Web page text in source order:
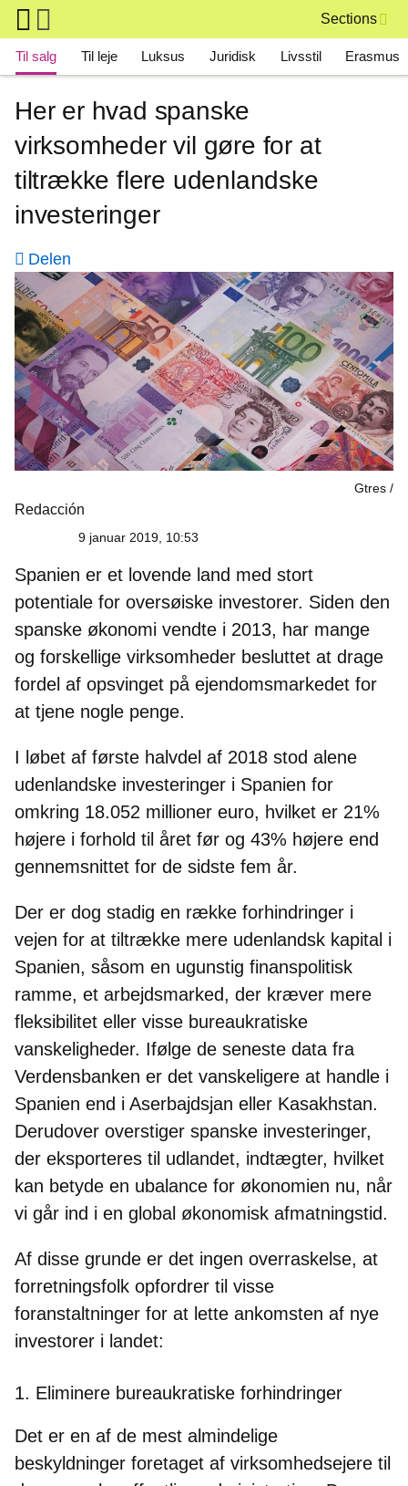
Skip to main content
Sections
Main navigation
Til salg Til leje Luksus Juridisk Livsstil Erasmus
Her er hvad spanske
virksomheder vil gøre for at
tiltrække flere udenlandske
investeringer
Delen
Gtres
Redacción
9 januar 2019, 10:53
Spanien er et lovende land med stort
potentiale for oversøiske investorer. Siden den
spanske økonomi vendte i 2013, har mange
og forskellige virksomheder besluttet at drage
fordel af opsvinget på ejendomsmarkedet for
at tjene nogle penge.
I løbet af første halvdel af 2018 stod alene
udenlandske investeringer i Spanien for
omkring 18.052 millioner euro, hvilket er 21%
højere i forhold til året før og 43% højere end
gennemsnittet for de sidste fem år.
Der er dog stadig en række forhindringer i
vejen for at tiltrække mere udenlandsk kapital i
Spanien, såsom en ugunstig finanspolitisk
ramme, et arbejdsmarked, der kræver mere
fleksibilitet eller visse bureaukratiske
vanskeligheder. Ifølge de seneste data fra
Verdensbanken er det vanskeligere at handle i
Spanien end i Aserbajdsjan eller Kasakhstan.
Derudover overstiger spanske investeringer,
der eksporteres til udlandet, indtægter, hvilket
kan betyde en ubalance for økonomien nu, når
vi går ind i en global økonomisk afmatningstid.
Af disse grunde er det ingen overraskelse, at
forretningsfolk opfordrer til visse
foranstaltninger for at lette ankomsten af nye
investorer i landet:
1. Eliminere bureaukratiske forhindringer
Det er en af de mest almindelige
beskyldninger foretaget af virksomhedsejere til